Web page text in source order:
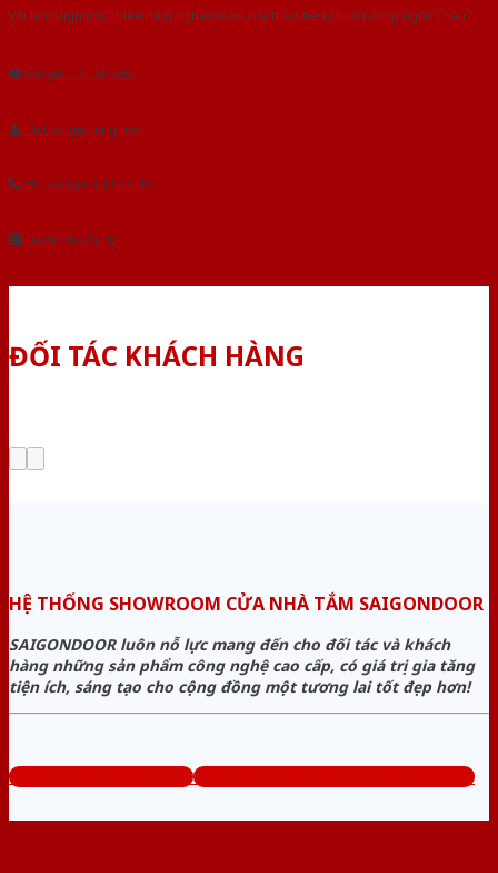
Với kinh nghiệm nhiêu năm nghiên cứu cửa theo tiêu chuẩn công nghệ Châu
Gửi yêu cầu tư vấn
Tải báo giá tổng hợp
Yêu cầu gọi lại (3 phút)
Dành cho đại lý
ĐỐI TÁC KHÁCH HÀNG
HỆ THỐNG SHOWROOM CỬA NHÀ TẮM SAIGONDOOR
SAIGONDOOR luôn nỗ lực mang đến cho đối tác và khách
hàng những sản phẩm công nghệ cao cấp, có giá trị gia tăng
tiện ích, sáng tạo cho cộng đồng một tương lai tốt đẹp hơn!
www.cuanhuavango.com Tổng đài tư vấn miễn phí: 0824.400.400